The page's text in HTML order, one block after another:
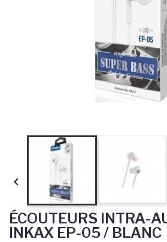

ÉCOUTEURS INTRA-
INKAX EP-05 / BLANC